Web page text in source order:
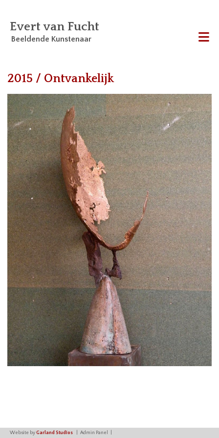
Evert van Fucht
Beeldende Kunstenaar
2015 / Ontvankelijk
Website byGarland Studios Admin Panel